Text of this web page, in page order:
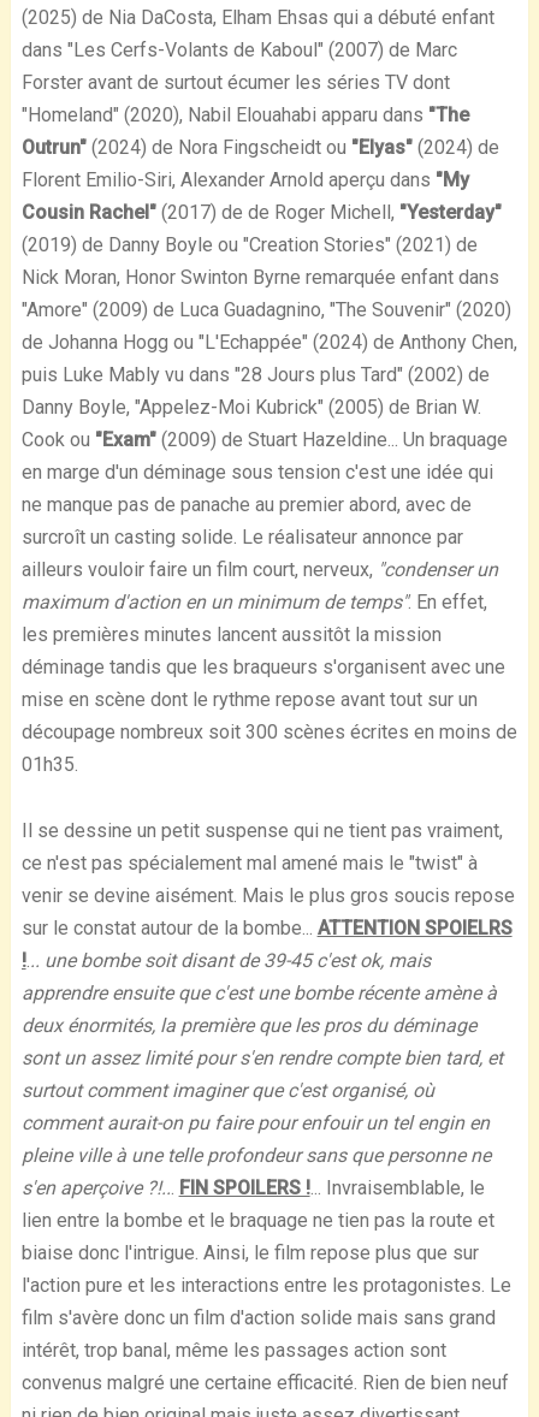
(2025) de Nia DaCosta, Elham Ehsas qui a débuté enfant
dans "Les Cerfs-Volants de Kaboul" (2007) de Marc
Forster avant de surtout écumer les séries TV dont
"Homeland" (2020), Nabil Elouahabi apparu dans "The
Outrun"(2024) de Nora Fingscheidt ou "Elyas"(2024) de
Florent Emilio-Siri, Alexander Arnold aperçu dans "My
Cousin Rachel" (2017) de de Roger Michell, "Yesterday"
(2019) de Danny Boyle ou "Creation Stories" (2021) de
Nick Moran, Honor Swinton Byrne remarquée enfant dans
"Amore" (2009) de Luca Guadagnino, "The Souvenir" (2020)
de Johanna Hogg ou "L'Echappée" (2024) de Anthony Chen,
puis Luke Mably vu dans "28 Jours plus Tard" (2002) de
Danny Boyle, "Appelez-Moi Kubrick" (2005) de Brian W.
Cook ou "Exam"(2009) de Stuart Hazeldine... Un braquage
en marge d'un déminage sous tension c'est une idée qui
ne manque pas de panache au premier abord, avec de
surcroît un casting solide. Le réalisateur annonce par
ailleurs vouloir faire un film court, nerveux, "condenser un
maximum d'action en un minimum de temps". En effet,
les premières minutes lancent aussitôt la mission
déminage tandis que les braqueurs s'organisent avec une
mise en scène dont le rythme repose avant tout sur un
découpage nombreux soit 300 scènes écrites en moins de
01h35.
Il se dessine un petit suspense qui ne tient pas vraiment,
ce n'est pas spécialement mal amené mais le "twist" à
venir se devine aisément. Mais le plus gros soucis repose
sur le constat autour de la bombe... ATTENTION SPOIELRS
!. .. une bombe soit disant de 39-45 c'est ok, mais
apprendre ensuite que c'est une bombe récente amène à
deux énormités, la première que les pros du déminage
sont un assez limité pour s'en rendre compte bien tard, et
surtout comment imaginer que c'est organisé, où
comment aurait-on pu faire pour enfouir un tel engin en
pleine ville à une telle profondeur sans que personne ne
s'en aperçoive ?!.. FIN SPOILERS !... Invraisemblable, le
lien entre la bombe et le braquage ne tien pas la route et
biaise donc l'intrigue. Ainsi, le film repose plus que sur
l'action pure et les interactions entre les protagonistes. Le
film s'avère donc un film d'action solide mais sans grand
intérêt, trop banal, même les passages action sont
convenus malgré une certaine efficacité. Rien de bien neuf